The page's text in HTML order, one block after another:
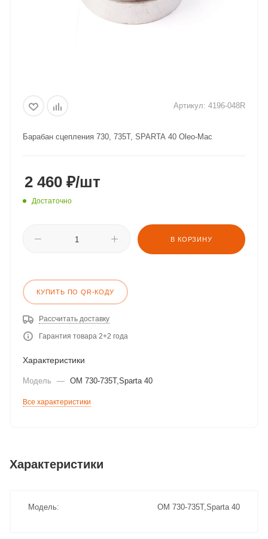
Артикул: 4196-048R
Барабан сцепления 730, 735T, SPARTA 40 Oleo-Mac
2 460 ₽/шт
Достаточно
В КОРЗИНУ
КУПИТЬ ПО QR-КОДУ
Рассчитать доставку
Гарантия товара 2+2 года
Характеристики
Модель — OM 730-735T,Sparta 40
Все характеристики
Характеристики
Модель OM 730-735T,Sparta 40